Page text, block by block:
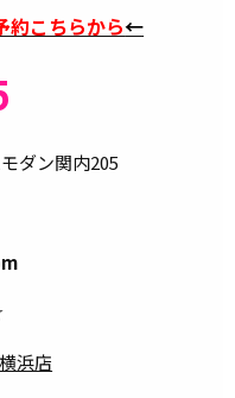
こちらから←
ダン関内205
浜店